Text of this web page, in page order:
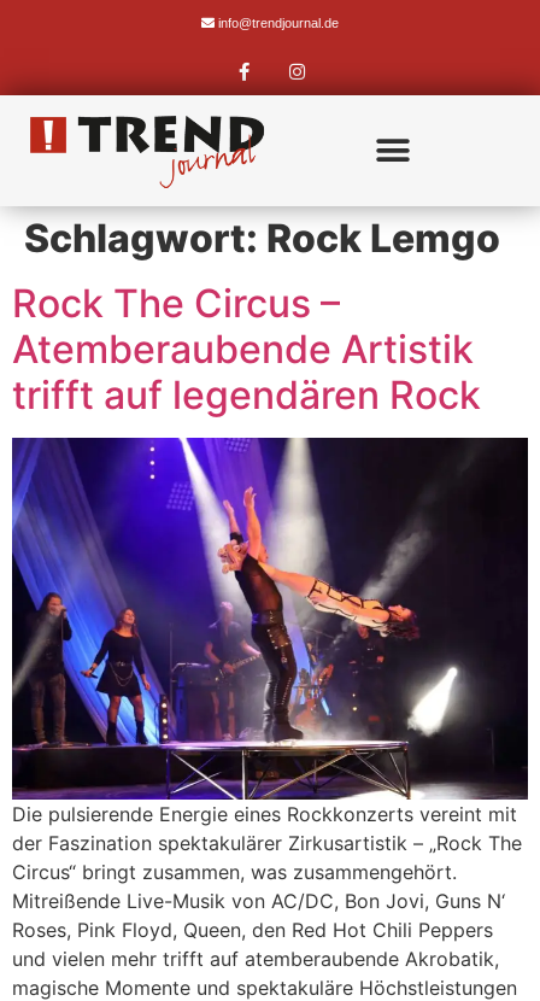
info@trendjournal.de
Schlagwort: Rock Lemgo
Rock The Circus –
Atemberaubende Artistik
trifft auf legendären Rock
Die pulsierende Energie eines Rockkonzerts vereint mit
der Faszination spektakulärer Zirkusartistik – „Rock The
Circus“ bringt zusammen, was zusammengehört.
Mitreißende Live-Musik von AC/DC, Bon Jovi, Guns N‘
Roses, Pink Floyd, Queen, den Red Hot Chili Peppers
und vielen mehr trifft auf atemberaubende Akrobatik,
magische Momente und spektakuläre Höchstleistungen